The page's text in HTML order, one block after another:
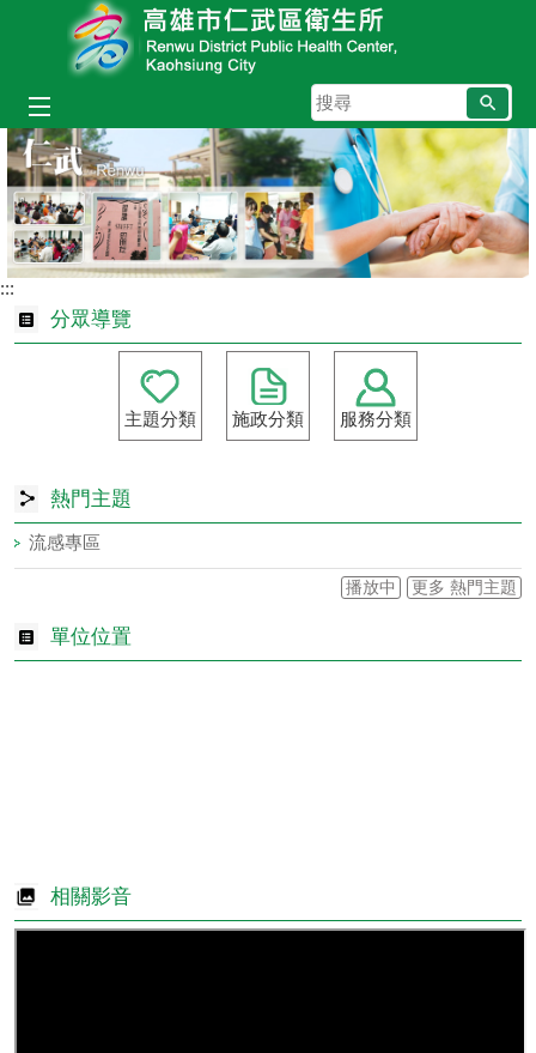
跳到主要內容區塊
搜
尋
:::
分眾導覽
主題分類 施政分類 服務分類
熱門主題
流感專區
播放中 更多 熱門主題
單位位置
相關影音